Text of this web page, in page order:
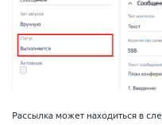
Рассылка может находиться в